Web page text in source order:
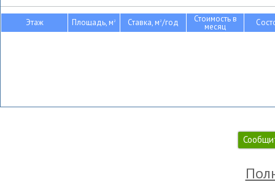
Этаж Площадь, м2 Ставка, м2/год Стоимость в
месяц